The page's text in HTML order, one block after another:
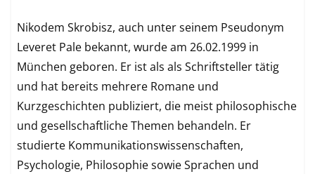
Nikodem Skrobisz, auch unter seinem Pseudonym
Leveret Pale bekannt, wurde am 26.02.1999 in
München geboren. Er ist als als Schriftsteller tätig
und hat bereits mehrere Romane und
Kurzgeschichten publiziert, die meist philosophische
und gesellschaftliche Themen behandeln. Er
studierte Kommunikationswissenschaften,
Psychologie, Philosophie sowie Sprachen und